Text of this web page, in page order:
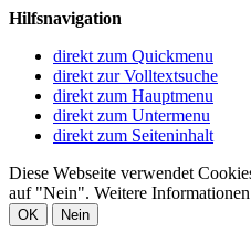
Hilfsnavigation
direkt zum Quickmenu
direkt zur Volltextsuche
direkt zum Hauptmenu
direkt zum Untermenu
direkt zum Seiteninhalt
Diese Webseite verwendet
auf "Nein". Weitere
OK Nein